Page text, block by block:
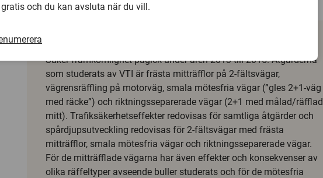
trafik tas med i beaktande vid val av längd på omkörningsfält.
Säker framkomlighet pågick under åren 2013 till 2015. Åtgärderna
som studerats av VTI är frästa mitträfflor på 2-fältsvägar,
vägrensräffling på motorväg, smala mötesfria vägar (”gles 2+1-väg
med räcke”) och riktningsseparerade vägar (2+1 med målad/räfflad
mitt). Trafik­säkerhetseffekter redovisas för samtliga åtgärder och
spårdjupsutveckling redovisas för 2-fältsvägar med frästa
mitträfflor, smala mötesfria vägar och riktningsseparerade vägar.
För de mitträfflade vägarna har även effekter och konsekvenser av
olika räffeltyper avseende buller studerats och för de mötesfria
gratis och du kan avsluta när du vill.